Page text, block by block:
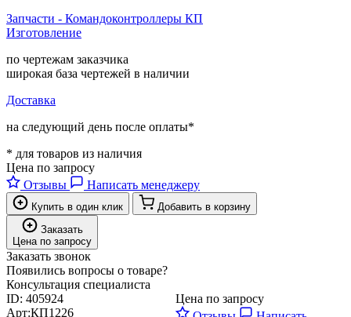
Запчасти - Командоконтроллеры КП
Изготовление
по чертежам заказчика
широкая база чертежей в наличии
Доставка
на следующий день после оплаты*
* для товаров из наличия
Цена по запросу
Отзывы
Написать менеджеру
Купить в один клик
Добавить в корзину
Заказать
Цена по запросу
Заказать звонок
Появились вопросы о товаре?
Консультация специалиста
ID: 405924
Арт:КП1226
Цена по запросу